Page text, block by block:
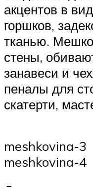
акцентов в
горшков,
тканью.
стены,
занавеси и
пеналы для
скатерти,
meshkovina-3
meshkovina-4